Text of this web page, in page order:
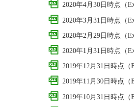
2020年4月30日時点（
2020年3月31日時点（
2020年2月29日時点（
2020年1月31日時点（
2019年12月31日時点（
2019年11月30日時点（
2019年10月31日時点（